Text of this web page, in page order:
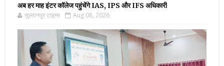
अब हर माह इंटर कॉलेज पहुंचेंगे IAS, IPS और IFS अधिकारी
सुल्तानपुर टाइम्स Aug 08, 2026